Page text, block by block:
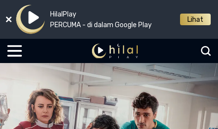
HilalPlay
PERCUMA - di dalam Google Play
Lihat